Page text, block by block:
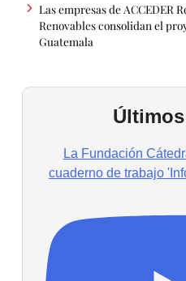
Las empresas de ACCEDER
Renovables consolidan el
Guatemala
La Fundación
cuaderno de trabajo